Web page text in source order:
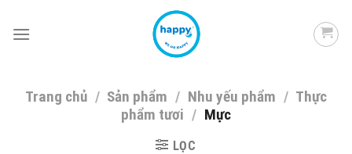
Trang chủ / Sản phẩm / Nhu yếu phẩm / Thực
phẩm tươi / Mực
LỌC